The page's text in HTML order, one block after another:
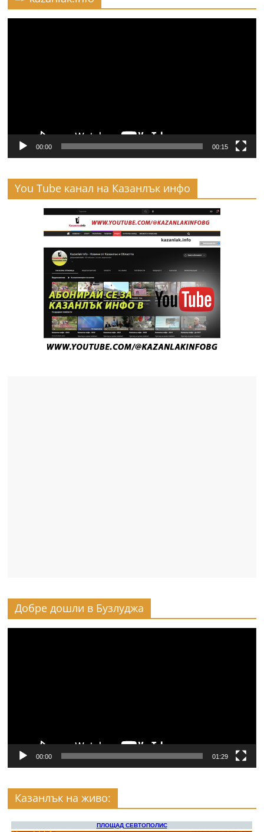
00:00 00:15
You Tube канал на Казанлък инфо
Добре дошли в Бузлуджа
00:00 01:29
Казанлък на живо: